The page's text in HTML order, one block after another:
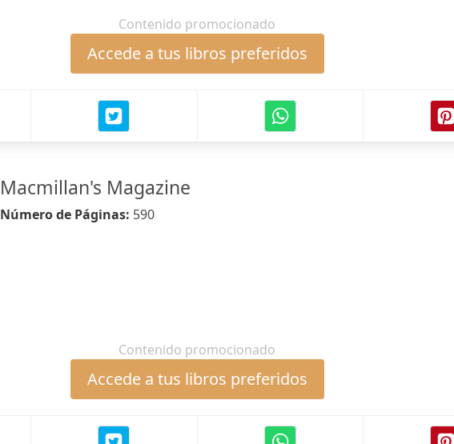
Contenido promocionado
Accede a tus libros preferidos
Macmillan's Magazine
Número de Páginas: 590
Contenido promocionado
Accede a tus libros preferidos